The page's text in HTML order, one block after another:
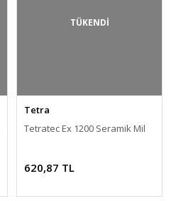
TÜKENDİ
Tetra
Tetratec Ex 1200 Seramik Mil
620,87 TL